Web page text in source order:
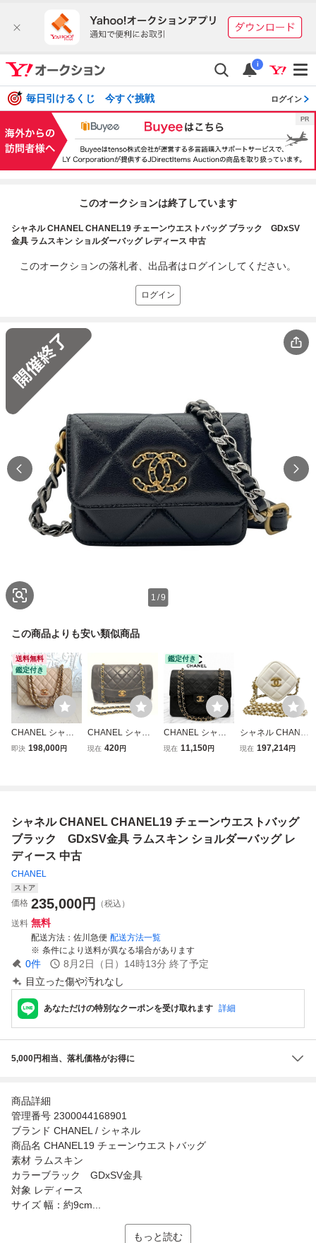
i
毎日引けるくじ 今すぐ挑戦 ログイン
このオークションは終了しています
シャネル CHANEL CHANEL19 チェーンウエストバッグ ブラック GDxSV
金具 ラムスキン ショルダーバッグ レディース 中古
このオークションの落札者、出品者はログインしてください。
ログイン
1 /9
この商品よりも安い類似商品
送料無料
鑑定付き
CHANEL シャネ
ル マトラッセ チ
即決 198,000円
CHANEL シャネ
ル☆ダイアナ マト
現在 420円
鑑定付き
CHANEL シャネ
ル マトラッセ定番
現在 11,150円
シャネル CHANE
L ショルダーバッ
バッグ
現在 197,214円
シャネル CHANEL CHANEL19 チェーンウエストバッグ
ブラック GDxSV金具 ラムスキン ショルダーバッグ レ
ディース 中古
CHANEL
ストア
価格 235,000円
（税込）
送料 無料
配送方法 佐川急便 配送方法一覧
条件により送料が異なる場合があります
0件 8月2日（日）14時13分 終了予定
目立った傷や汚れなし
あなただけの特別なクーポンを受け取れます 詳細
5,000円相当、落札価格がお得に
商品詳細
管理番号 2300044168901
ブランド CHANEL / シャネル
商品名 CHANEL19 チェーンウエストバッグ
素材 ラムスキン
カラーブラック GDxSV金具
対象 レディース
サイズ 幅：約9cm...
もっと読む